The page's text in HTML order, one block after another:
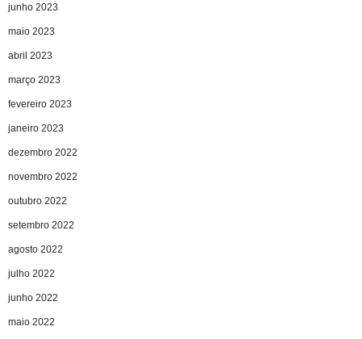
junho 2023
maio 2023
abril 2023
março 2023
fevereiro 2023
janeiro 2023
dezembro 2022
novembro 2022
outubro 2022
setembro 2022
agosto 2022
julho 2022
junho 2022
maio 2022